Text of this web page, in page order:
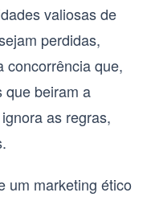
valiosas de
perdidas,
concorrência que,
que beiram a
as regras,
um marketing ético